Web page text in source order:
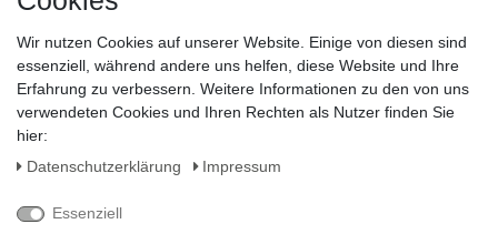
Leistung
Versand
Zahlungsmittel
Wir nutzen Cookies auf unserer Website. Einige von diesen sind
essenziell, während andere uns helfen, diese Website und Ihre
Erfahrung zu verbessern. Weitere Informationen zu den von uns
verwendeten Cookies und Ihren Rechten als Nutzer finden Sie
hier:
Daten­schutz­erklärung
Impressum
Essenziell